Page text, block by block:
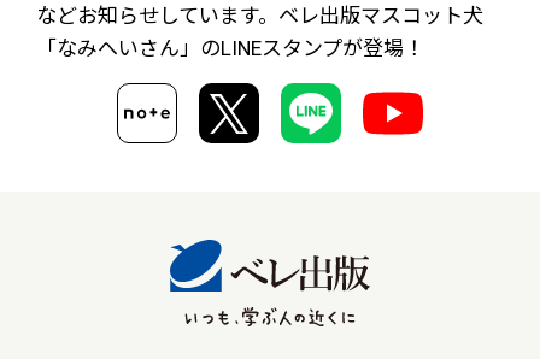
などお知らせしています。ベレ出版マスコット犬
「なみへいさん」のLINEスタンプが登場！